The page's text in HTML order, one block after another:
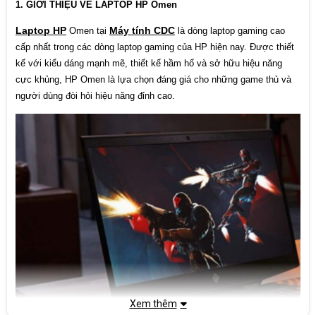
1. GIỚI THIỆU VỀ LAPTOP HP Omen
Laptop HP Omen tại Máy tính CDC là dòng laptop gaming cao
cấp nhất trong các dòng laptop gaming của HP hiện nay. Được thiết
kế với kiểu dáng mạnh mẽ, thiết kế hầm hố và sở hữu hiệu năng
cực khủng, HP Omen là lựa chọn đáng giá cho những game thủ và
người dùng đòi hỏi hiệu năng đỉnh cao.
Xem thêm